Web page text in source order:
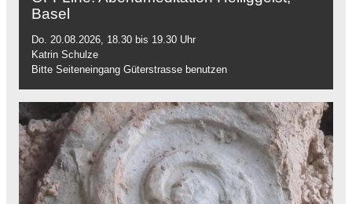
Basel
Do. 20.08.2026, 18.30 bis 19.30 Uhr
Katrin Schulze
Bitte Seiteneingang Güterstrasse benutzen